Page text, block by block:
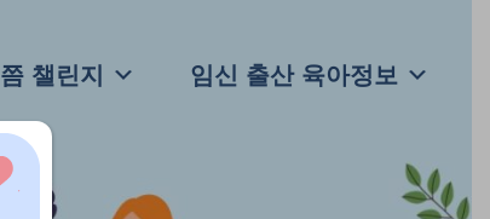
쯤 챌린지 임신 출산 육아정보